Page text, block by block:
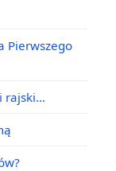
Pierwszego
rajski…